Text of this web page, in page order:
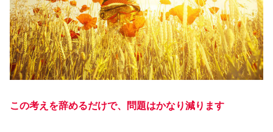
この考えを辞めるだけで、問題はかなり減ります